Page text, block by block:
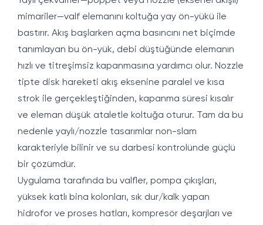
mimariler—valf elemanını koltuğa yay ön-yükü ile
bastırır. Akış başlarken açma basıncını net biçimde
tanımlayan bu ön-yük, debi düştüğünde elemanın
hızlı ve titreşimsiz kapanmasına yardımcı olur. Nozzle
tipte disk hareketi akış eksenine paralel ve kısa
strok ile gerçekleştiğinden, kapanma süresi kısalır
ve eleman düşük ataletle koltuğa oturur. Tam da bu
nedenle yaylı/nozzle tasarımlar non-slam
karakteriyle bilinir ve su darbesi kontrolünde güçlü
bir çözümdür.
Uygulama tarafında bu valfler, pompa çıkışları,
yüksek katlı bina kolonları, sık dur/kalk yapan
hidrofor ve proses hatları, kompresör deşarjları ve